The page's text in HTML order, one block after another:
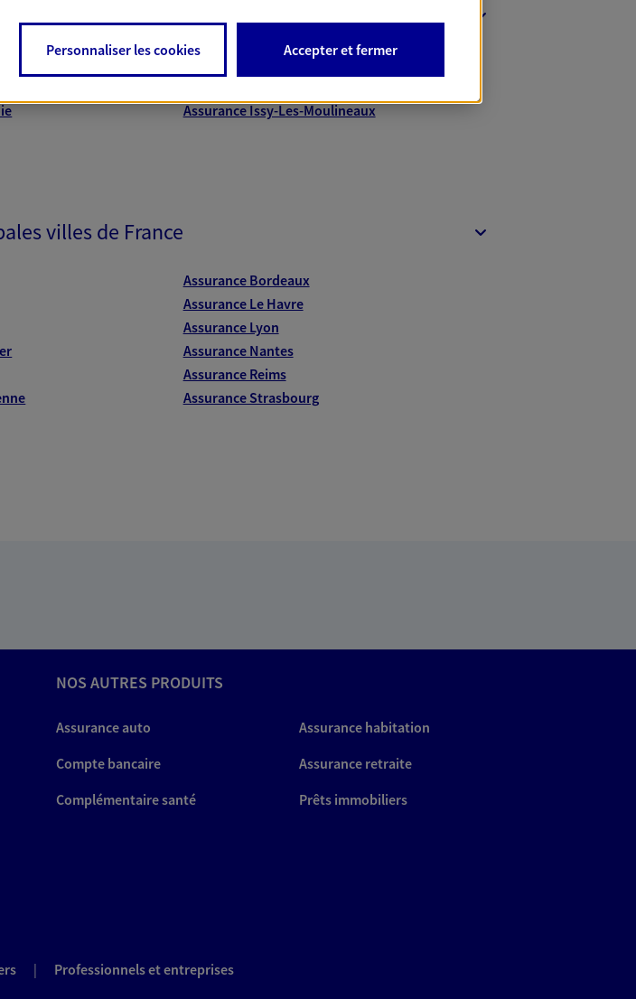
villes du département
Assurance Rueil-Malmaison
Assurance Issy-Les-Moulineaux
villes de France
Assurance Bordeaux
Assurance Le Havre
Assurance Lyon
Assurance Nantes
Assurance Reims
Assurance Strasbourg
NOS AUTRES PRODUITS
Assurance auto
Assurance habitation
Compte bancaire
Assurance retraite
Complémentaire santé
Prêts immobiliers
| Professionnels et entreprises
Personnaliser les cookies Accepter et fermer